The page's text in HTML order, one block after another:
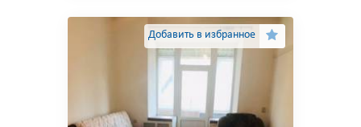
Добавить в избранное